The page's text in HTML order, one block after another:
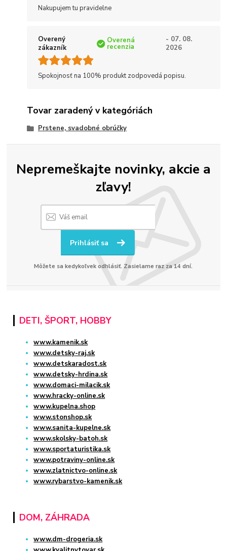
Nakupujem tu pravidelne
Overený
zákazník
Overená
recenzia
- 07. 08.
2026
Spokojnosť na 100% produkt zodpovedá popisu.
Tovar zaradený v kategóriách
Prstene, svadobné obrúčky
Nepremeškajte novinky, akcie a
zľavy!
Prihlásiť sa
Môžete sa kedykoľvek odhlásiť. Zasielame raz za 14 dní.
DETI, ŠPORT, HOBBY
www.kamenik.sk
www.detsky-raj.sk
www.detskaradost.sk
www.detsky-hrdina.sk
www.domaci-milacik.sk
www.hracky-online.sk
www.kupelna.shop
www.stonshop.sk
www.sanita-kupelne.sk
www.skolsky-batoh.sk
www.sportaturistika.sk
www.potraviny-online.sk
www.zlatnictvo-online.sk
www.rybarstvo-kamenik.sk
DOM, ZÁHRADA
www.dm-drogeria.sk